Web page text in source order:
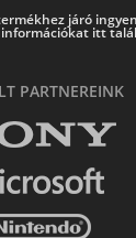
járó
itt
PARTNEREINK